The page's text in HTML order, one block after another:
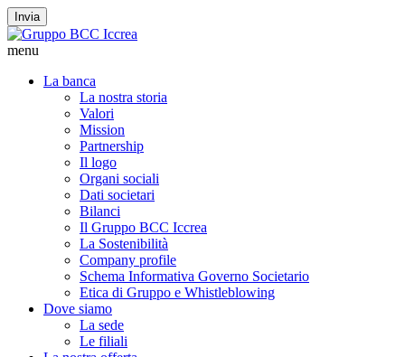
Invia
menu
La banca
La nostra storia
Valori
Mission
Partnership
Il logo
Organi sociali
Dati societari
Bilanci
Il Gruppo BCC Iccrea
La Sostenibilità
Company profile
Schema Informativa Governo Societario
Etica di Gruppo e Whistleblowing
Dove siamo
La sede
Le filiali